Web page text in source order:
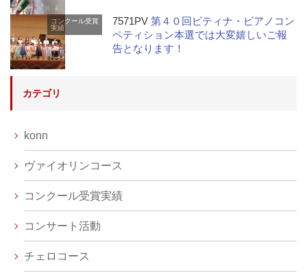
コンクール受賞
実績
7571PV第４０回ピティナ・ピアノコン
ペティション本選では大変嬉しいご報
告となります！
カテゴリ
konn
ヴァイオリンコース
コンクール受賞実績
コンサート活動
チェロコース